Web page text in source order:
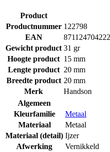
Product
Productnummer 122798
EAN
Gewicht product 31 gr
Hoogte product 15 mm
Lengte product 20 mm
Breedte product 20 mm
Merk
Handson
Algemeen
Kleurfamilie
Metaal
Materiaal
Metaal
Materiaal (detail) Ijzer
Afwerking
Vernikkeld